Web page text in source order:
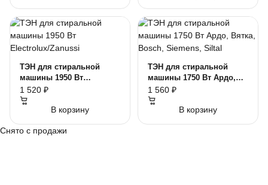
ТЭН для стиральной
машины 1950 Вт
Electrolux/Zanussi
1 520 ₽
В корзину
ТЭН для стиральной
машины 1750 Вт Ардо,
Вятка, Bosch, Siemens,
Siltal
1 560 ₽
В корзину
Снято с продажи